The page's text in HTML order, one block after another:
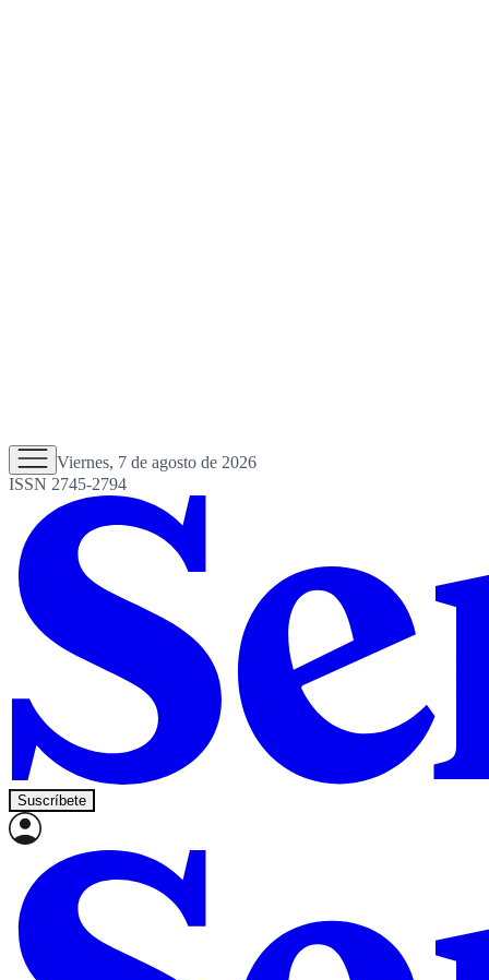
Viernes, 7 de agosto de 2026
ISSN 2745-2794
Suscríbete